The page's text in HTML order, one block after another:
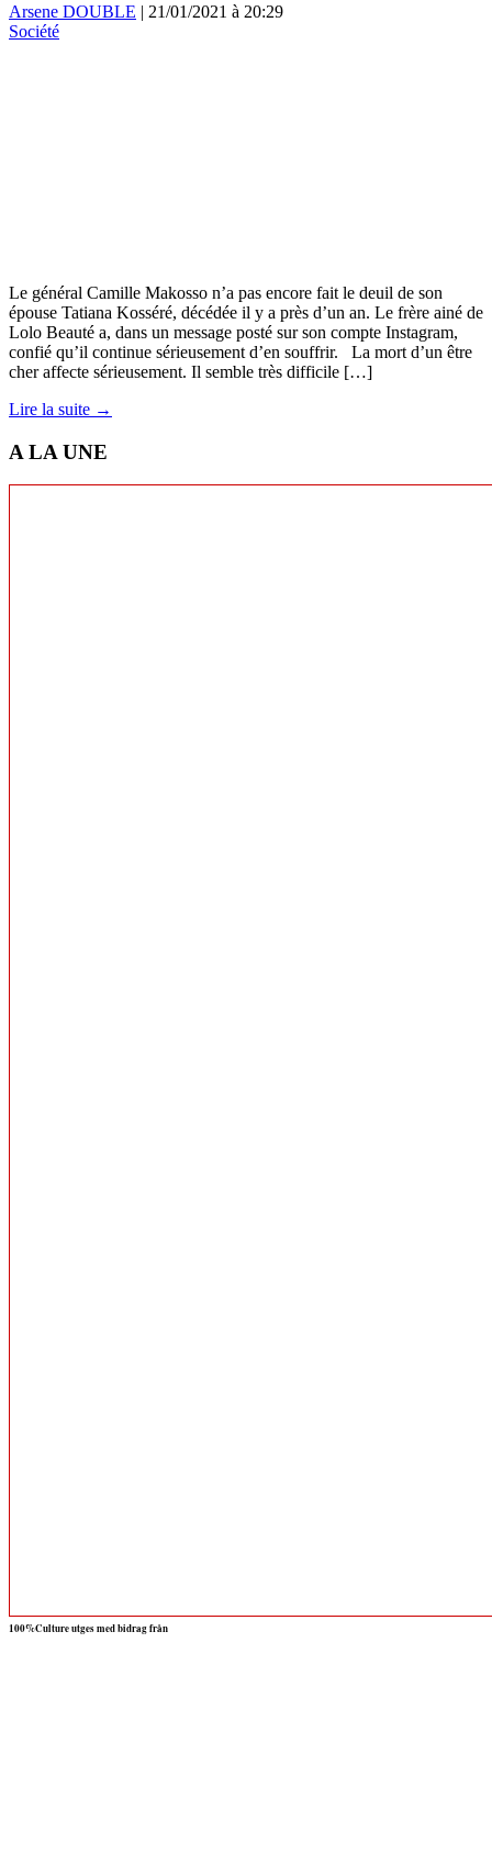
Arsene DOUBLE | 21/01/2021 à 20:29
Société
Le général Camille Makosso n’a pas encore fait le deuil de son
épouse Tatiana Kosséré, décédée il y a près d’un an. Le frère ainé de
Lolo Beauté a, dans un message posté sur son compte Instagram,
confié qu’il continue sérieusement d’en souffrir. La mort d’un être
cher affecte sérieusement. Il semble très difficile […]
Lire la suite →
A LA UNE
100%Culture utges med bidrag från